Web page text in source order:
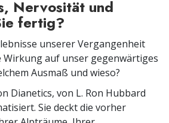
Nervosität und
fertig?
unserer Vergangenheit
Wirkung auf unser gegenwärtiges
Ausmaß und wieso?
Dianetics, von L. Ron Hubbard
Sie deckt die vorher